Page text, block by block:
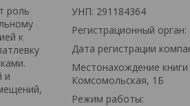
роль
к
и
УНП: 291184364
Регистрационный
Дата регистрации
Местонахождение
Комсомольская, 1Б
Режим работы: